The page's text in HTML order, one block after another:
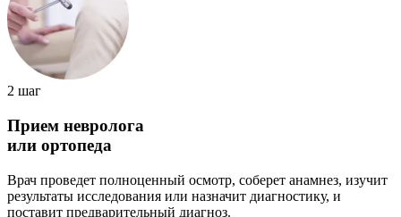
2 шаг
Прием невролога
или ортопеда
Врач проведет полноценный осмотр, соберет анамнез, изучит
результаты исследования или назначит диагностику, и
поставит предварительный диагноз.